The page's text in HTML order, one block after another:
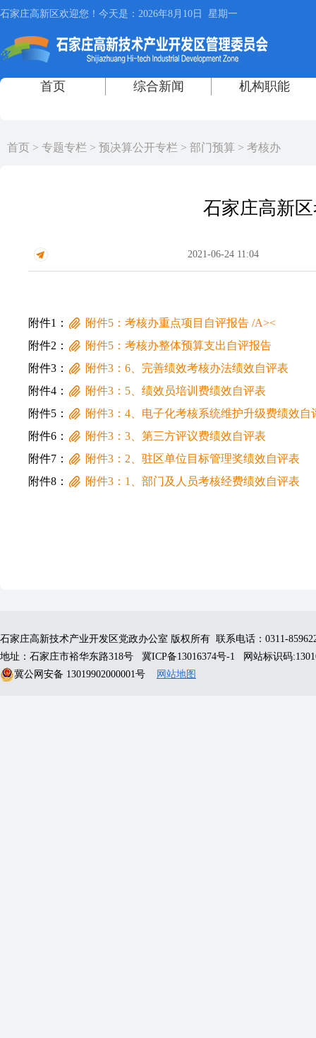
首页 > 专题专栏 > 预决算公开专栏 > 部门预算 > 考核办
石家庄高新
2021-06-24 11:04
附件1：
附件5：考核办重点项目自评报告 /A><
附件2：
附件5：考核办整体预算支出自评报告
附件3：
附件3：6、完善绩效考核办法绩效自评表
附件4：
附件3：5、绩效员培训费绩效自评表
附件5：
附件3：4、电子化考核系统维护升级费绩效自
附件6：
附件3：3、第三方评议费绩效自评表
附件7：
附件3：2、驻区单位目标管理奖绩效自评表
附件8：
附件3：1、部门及人员考核经费绩效自评表